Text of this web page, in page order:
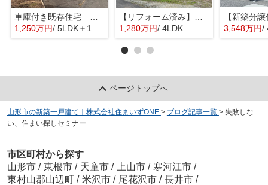
1,250万円/ 5LDK＋1S(納戸)
1,280万円/ 4LDK 3,548万円/
ページトップへ
山形市の新築一戸建て｜株式会社住まいずONE > ブログ記事一覧 > 失敗しな
い、住まい探しセミナー
市区町村から探す
山形市 / 東根市 / 天童市 / 上山市 / 寒河江市 /
東村山郡山辺町 / 米沢市 / 尾花沢市 / 長井市 /